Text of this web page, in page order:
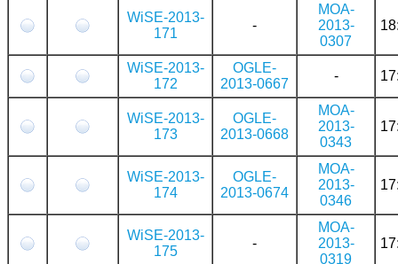
WiSE-2013-
171
-
MOA-
2013-
0307
WiSE-2013-
172
OGLE-
2013-0667
-
WiSE-2013-
173
OGLE-
2013-0668
MOA-
2013-
0343
WiSE-2013-
174
OGLE-
2013-0674
MOA-
2013-
0346
WiSE-2013-
175
-
MOA-
2013-
0319